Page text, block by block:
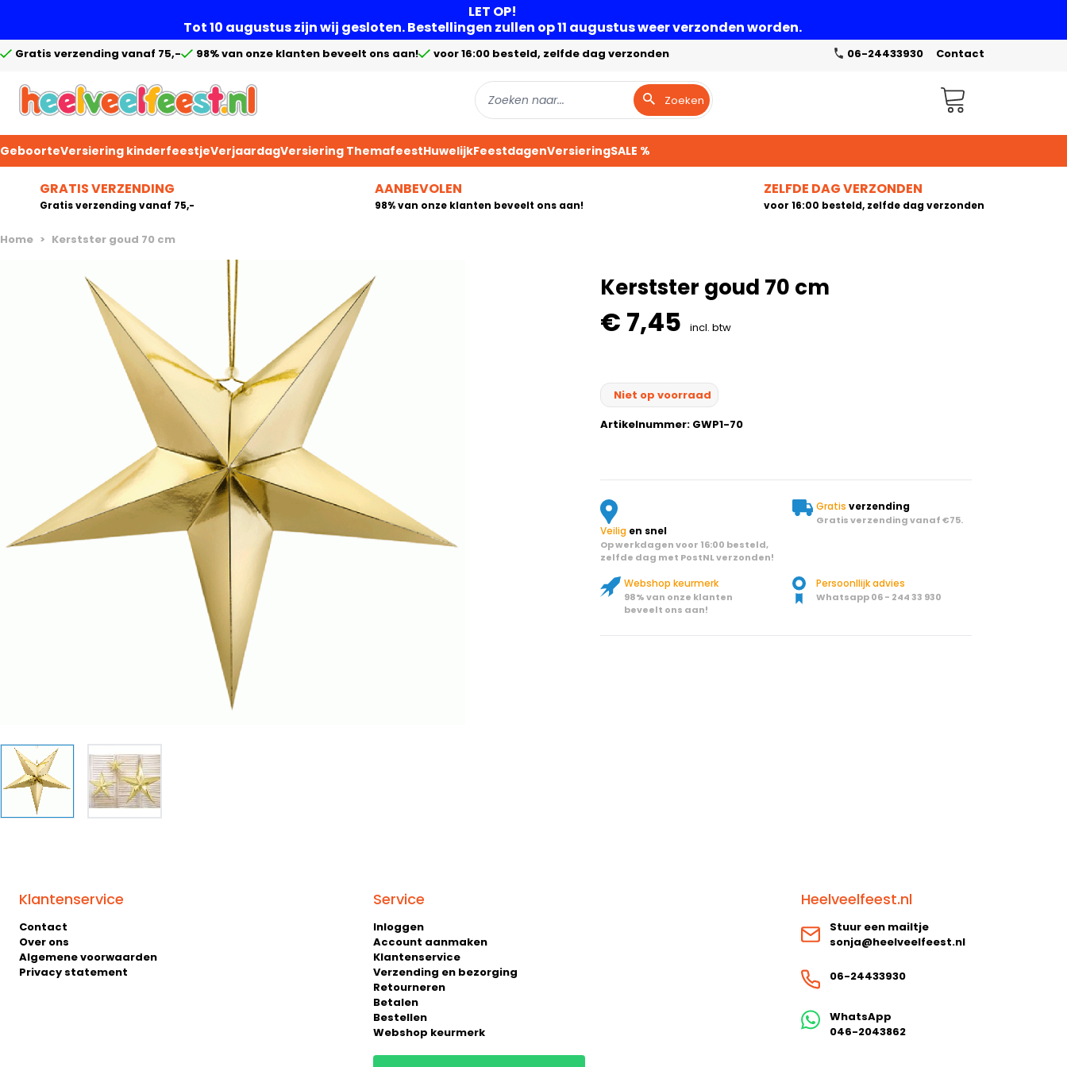
LET OP!
Tot 10 augustus zijn wij gesloten. Bestellingen zullen op 11 augustus weer verzonden worden.
Gratis verzending vanaf 75,- 98% van onze klanten beveelt ons aan! voor 16:00 besteld, zelfde dag verzonden 06-24433930 Contact
Zoeken Winkelwagen
GeboorteVersiering kinderfeestjeVerjaardagVersiering ThemafeestHuwelijkFeestdagenVersieringSALE %
GRATIS VERZENDING
Gratis verzending vanaf 75,-
AANBEVOLEN
98% van onze klanten beveelt ons aan!
ZELFDE DAG VERZONDEN
voor 16:00 besteld, zelfde dag verzonden
Home > Kerstster goud 70 cm
Kerstster goud 70 cm
€ 7,45 incl. btw
Niet op voorraad
Artikelnummer: GWP1-70
Veilig en snel
Op werkdagen voor 16:00 besteld,
zelfde dag met PostNL verzonden!
Gratis verzending
Gratis verzending vanaf €75.
Webshop keurmerk
98% van onze klanten
beveelt ons aan!
Persoonllijk advies
Whatsapp 06 - 244 33 930
Klantenservice
Contact
Over ons
Algemene voorwaarden
Privacy statement
Service
Inloggen
Account aanmaken
Klantenservice
Verzending en bezorging
Retourneren
Betalen
Bestellen
Webshop keurmerk
Heelveelfeest.nl
Stuur een mailtje
sonja@heelveelfeest.nl
06-24433930
WhatsApp
046-2043862